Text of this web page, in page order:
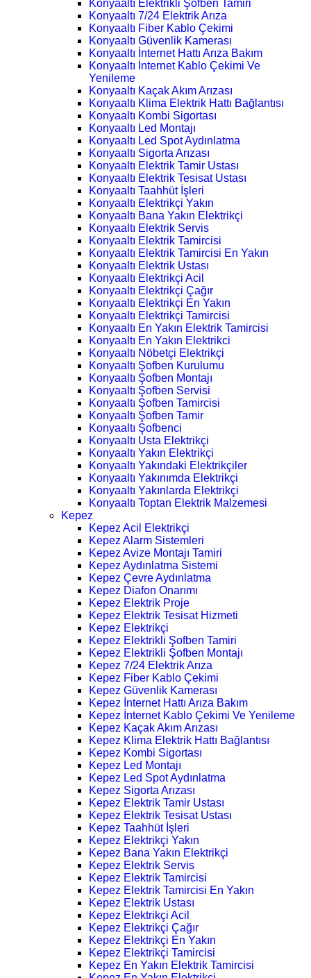
Konyaaltı Elektrikli Şofben Tamiri
Konyaaltı 7/24 Elektrik Arıza
Konyaaltı Fiber Kablo Çekimi
Konyaaltı Güvenlik Kamerası
Konyaaltı İnternet Hattı Arıza Bakım
Konyaaltı İnternet Kablo Çekimi Ve
Yenileme
Konyaaltı Kaçak Akım Arızası
Konyaaltı Klima Elektrik Hattı Bağlantısı
Konyaaltı Kombi Sigortası
Konyaaltı Led Montajı
Konyaaltı Led Spot Aydınlatma
Konyaaltı Sigorta Arızası
Konyaaltı Elektrik Tamir Ustası
Konyaaltı Elektrik Tesisat Ustası
Konyaaltı Taahhüt İşleri
Konyaaltı Elektrikçi Yakın
Konyaaltı Bana Yakın Elektrikçi
Konyaaltı Elektrik Servis
Konyaaltı Elektrik Tamircisi
Konyaaltı Elektrik Tamircisi En Yakın
Konyaaltı Elektrik Ustası
Konyaaltı Elektrikçi Acil
Konyaaltı Elektrikçi Çağır
Konyaaltı Elektrikçi En Yakın
Konyaaltı Elektrikçi Tamircisi
Konyaaltı En Yakın Elektrik Tamircisi
Konyaaltı En Yakın Elektrikci
Konyaaltı Nöbetçi Elektrikçi
Konyaaltı Şofben Kurulumu
Konyaaltı Şofben Montajı
Konyaaltı Şofben Servisi
Konyaaltı Şofben Tamircisi
Konyaaltı Şofben Tamir
Konyaaltı Şofbenci
Konyaaltı Usta Elektrikçi
Konyaaltı Yakın Elektrikçi
Konyaaltı Yakındaki Elektrikçiler
Konyaaltı Yakınımda Elektrikçi
Konyaaltı Yakınlarda Elektrikçi
Konyaaltı Toptan Elektrik Malzemesi
Kepez
Kepez Acil Elektrikçi
Kepez Alarm Sistemleri
Kepez Avize Montajı Tamiri
Kepez Aydınlatma Sistemi
Kepez Çevre Aydınlatma
Kepez Diafon Onarımı
Kepez Elektrik Proje
Kepez Elektrik Tesisat Hizmeti
Kepez Elektrikçi
Kepez Elektrikli Şofben Tamiri
Kepez Elektrikli Şofben Montajı
Kepez 7/24 Elektrik Arıza
Kepez Fiber Kablo Çekimi
Kepez Güvenlik Kamerası
Kepez İnternet Hattı Arıza Bakım
Kepez İnternet Kablo Çekimi Ve Yenileme
Kepez Kaçak Akım Arızası
Kepez Klima Elektrik Hattı Bağlantısı
Kepez Kombi Sigortası
Kepez Led Montajı
Kepez Led Spot Aydınlatma
Kepez Sigorta Arızası
Kepez Elektrik Tamir Ustası
Kepez Elektrik Tesisat Ustası
Kepez Taahhüt İşleri
Kepez Elektrikçi Yakın
Kepez Bana Yakın Elektrikçi
Kepez Elektrik Servis
Kepez Elektrik Tamircisi
Kepez Elektrik Tamircisi En Yakın
Kepez Elektrik Ustası
Kepez Elektrikçi Acil
Kepez Elektrikçi Çağır
Kepez Elektrikçi En Yakın
Kepez Elektrikçi Tamircisi
Kepez En Yakın Elektrik Tamircisi